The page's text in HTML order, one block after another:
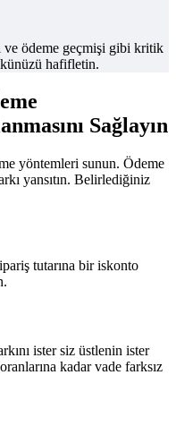
ve ödeme geçmişi gibi kritik
hafifletin.
Sağlayın
yöntemleri sunun. Ödeme
yansıtın. Belirlediğiniz
tutarına bir iskonto
ister siz üstlenin ister
kadar vade farksız